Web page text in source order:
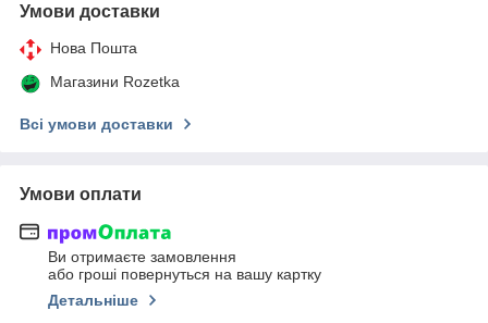
Умови доставки
Нова Пошта
Магазини Rozetka
Всі умови доставки
Умови оплати
Ви отримаєте замовлення
або гроші повернуться на вашу картку
Детальніше